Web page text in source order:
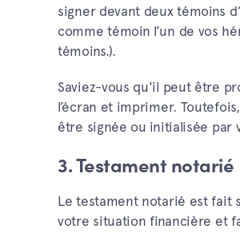
signer devant deux témoins
comme témoin l’un de vos
témoins.).
Saviez-vous qu'il peut être
l’écran et imprimer.
être signée ou initialisée par
3. Testament notarié
Le testament notarié est fait
votre situation financière et